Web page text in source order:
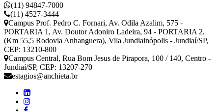
(11) 94847-7000
(11) 4527-3444
Campus Prof. Pedro C. Fornari, Av. Odila Azalim, 575 -
PORTARIA 1, Av. Doutor Adoniro Ladeira, 94 - PORTARIA 2,
(Km 55,5 Rodovia Anhanguera), Vila Jundiainópolis - Jundiaí/SP,
CEP: 13210-800
Campus Central, Rua Bom Jesus de Pirapora, 100 / 140, Centro -
Jundiaí/SP, CEP: 13207-270
estagios@anchieta.br